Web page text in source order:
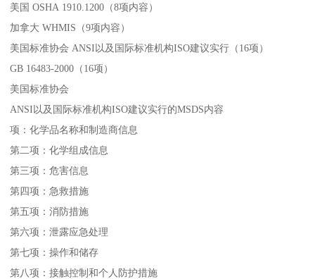
美国 OSHA 1910.1200（8项内容）
加拿大 WHMIS（9项内容）
美国标准协会 ANSI以及国际标准机构ISO建议实行（16项）
GB 16483-2000（16项）
美国标准协会
ANSI以及国际标准机构ISO建议实行的MSDS内容
项：化学品名称和制造商信息
第二项：化学组成信息
第三项：危害信息
第四项：急救措施
第五项：消防措施
第六项：泄露应急处理
第七项：操作和储存
第八项：接触控制和个人防护措施